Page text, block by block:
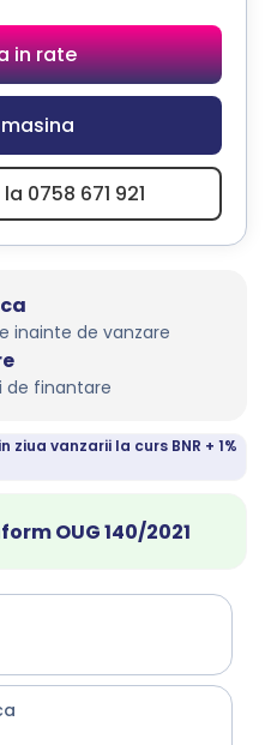
in rate
0758 671 921
inainte de vanzare
de finantare
vanzarii la curs BNR + 1%
OUG 140/2021